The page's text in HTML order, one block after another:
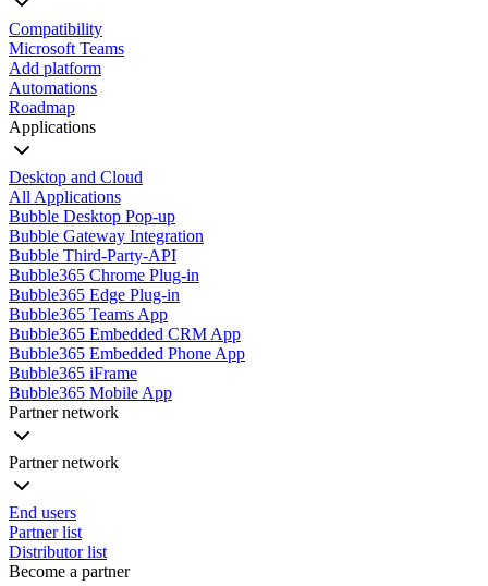
Compatibility
Microsoft Teams
Add platform
Automations
Roadmap
Applications
Desktop and Cloud
All Applications
Bubble Desktop Pop-up
Bubble Gateway Integration
Bubble Third-Party-API
Bubble365 Chrome Plug-in
Bubble365 Edge Plug-in
Bubble365 Teams App
Bubble365 Embedded CRM App
Bubble365 Embedded Phone App
Bubble365 iFrame
Bubble365 Mobile App
Partner network
Partner network
End users
Partner list
Distributor list
Become a partner